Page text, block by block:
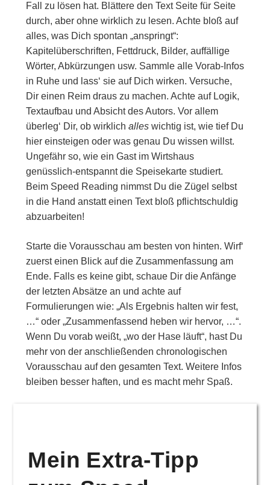
Fall zu lösen hat. Blättere den Text Seite für Seite
durch, aber ohne wirklich zu lesen. Achte bloß auf
alles, was Dich spontan „anspringt“:
Kapitelüberschriften, Fettdruck, Bilder, auffällige
Wörter, Abkürzungen usw. Sammle alle Vorab-Infos
in Ruhe und lass‘ sie auf Dich wirken. Versuche,
Dir einen Reim draus zu machen. Achte auf Logik,
Textaufbau und Absicht des Autors. Vor allem
überleg‘ Dir, ob wirklich alleswichtig ist, wie tief Du
hier einsteigen oder was genau Du wissen willst.
Ungefähr so, wie ein Gast im Wirtshaus
genüsslich-entspannt die Speisekarte studiert.
Beim Speed Reading nimmst Du die Zügel selbst
in die Hand anstatt einen Text bloß pflichtschuldig
abzuarbeiten!
Starte die Vorausschau am besten von hinten. Wirf‘
zuerst einen Blick auf die Zusammenfassung am
Ende. Falls es keine gibt, schaue Dir die Anfänge
der letzten Absätze an und achte auf
Formulierungen wie: „Als Ergebnis halten wir fest,
…“ oder „Zusammenfassend heben wir hervor, …“.
Wenn Du vorab weißt, „wo der Hase läuft“, hast Du
mehr von der anschließenden chronologischen
Vorausschau auf den gesamten Text. Weitere Infos
bleiben besser haften, und es macht mehr Spaß.
Mein Extra-Tipp